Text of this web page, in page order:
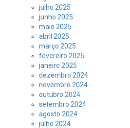
julho 2025
junho 2025
maio 2025
abril 2025
março 2025
fevereiro 2025
janeiro 2025
dezembro 2024
novembro 2024
outubro 2024
setembro 2024
agosto 2024
julho 2024